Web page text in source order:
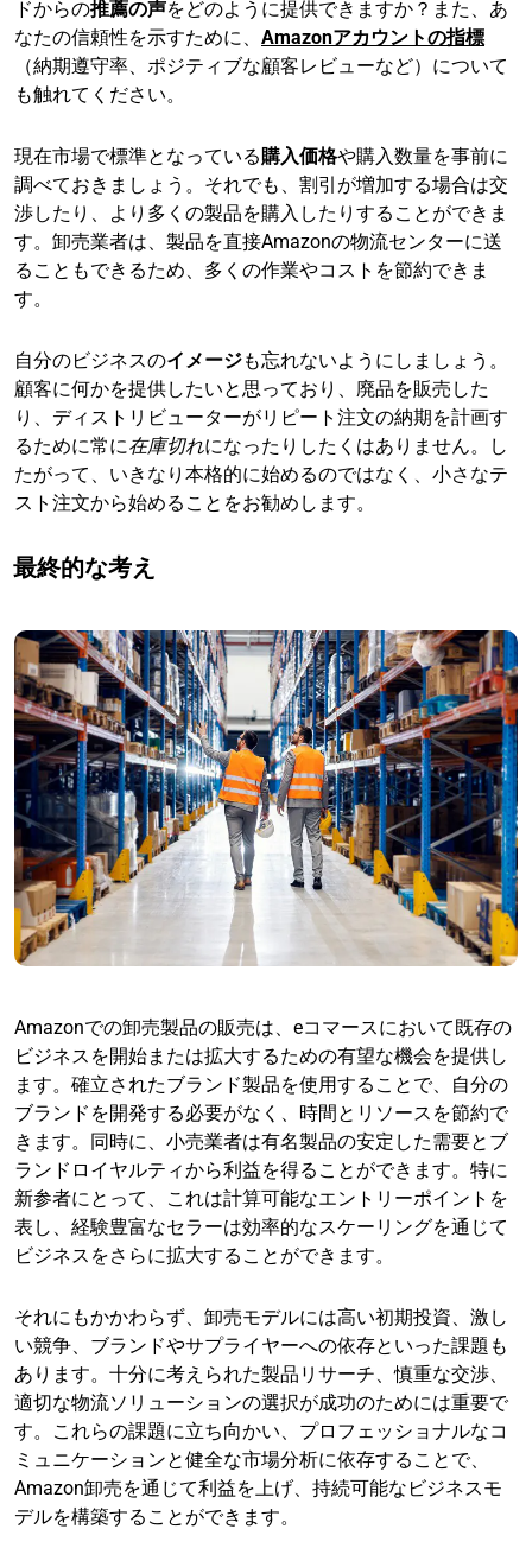
ドからの推薦の声をどのように提供できますか？また、あ
なたの信頼性を示すために、 Amazonアカウントの指標
（納期遵守率、ポジティブな顧客レビューなど）について
も触れてください。
現在市場で標準となっている購入価格や購入数量を事前に
調べておきましょう。それでも、割引が増加する場合は交
渉したり、より多くの製品を購入したりすることができま
す。卸売業者は、製品を直接Amazonの物流センターに送
ることもできるため、多くの作業やコストを節約できま
す。
自分のビジネスのイメージも忘れないようにしましょう。
顧客に何かを提供したいと思っており、廃品を販売した
り、ディストリビューターがリピート注文の納期を計画す
るために常に在庫切れになったりしたくはありません。し
たがって、いきなり本格的に始めるのではなく、小さなテ
スト注文から始めることをお勧めします。
最終的な考え
Amazonでの卸売製品の販売は、eコマースにおいて既存の
ビジネスを開始または拡大するための有望な機会を提供し
ます。確立されたブランド製品を使用することで、自分の
ブランドを開発する必要がなく、時間とリソースを節約で
きます。同時に、小売業者は有名製品の安定した需要とブ
ランドロイヤルティから利益を得ることができます。特に
新参者にとって、これは計算可能なエントリーポイントを
表し、経験豊富なセラーは効率的なスケーリングを通じて
ビジネスをさらに拡大することができます。
それにもかかわらず、卸売モデルには高い初期投資、激し
い競争、ブランドやサプライヤーへの依存といった課題も
あります。十分に考えられた製品リサーチ、慎重な交渉、
適切な物流ソリューションの選択が成功のためには重要で
す。これらの課題に立ち向かい、プロフェッショナルなコ
ミュニケーションと健全な市場分析に依存することで、
Amazon卸売を通じて利益を上げ、持続可能なビジネスモ
デルを構築することができます。